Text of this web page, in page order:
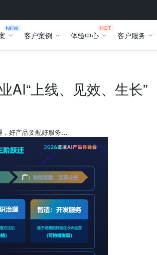
客户案例 体验中心 客户服务
AI“上线、见效、生长”
，好产品要配好服务…